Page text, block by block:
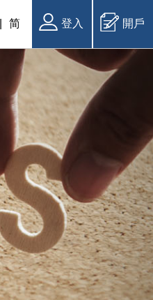
简 登入 開戶